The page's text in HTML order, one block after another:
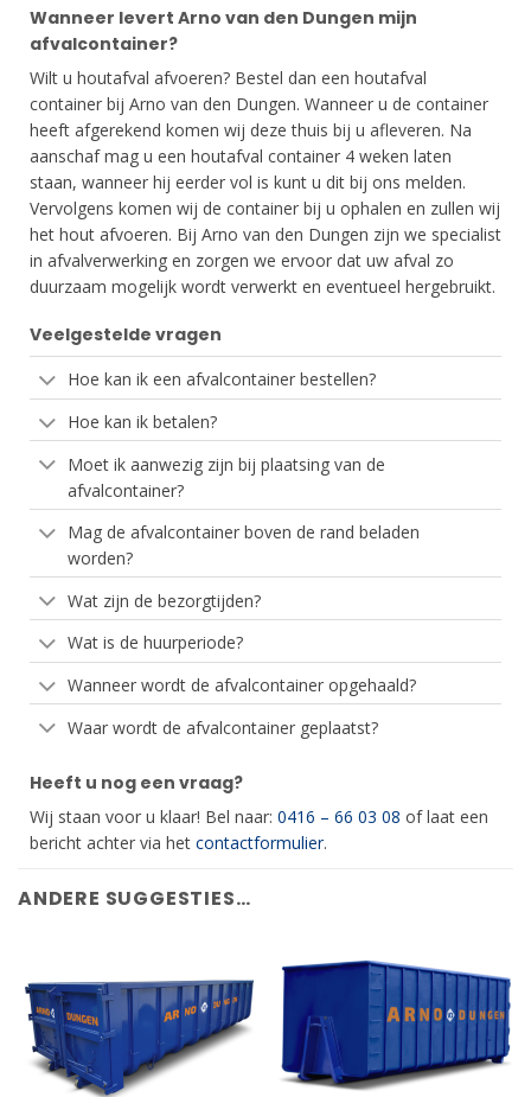
Wanneer levert Arno van den Dungen mijn
afvalcontainer?
Wilt u houtafval afvoeren? Bestel dan een houtafval
container bij Arno van den Dungen. Wanneer u de container
heeft afgerekend komen wij deze thuis bij u afleveren. Na
aanschaf mag u een houtafval container 4 weken laten
staan, wanneer hij eerder vol is kunt u dit bij ons melden.
Vervolgens komen wij de container bij u ophalen en zullen wij
het hout afvoeren. Bij Arno van den Dungen zijn we specialist
in afvalverwerking en zorgen we ervoor dat uw afval zo
duurzaam mogelijk wordt verwerkt en eventueel hergebruikt.
Veelgestelde vragen
Hoe kan ik een afvalcontainer bestellen?
Hoe kan ik betalen?
Moet ik aanwezig zijn bij plaatsing van de
afvalcontainer?
Mag de afvalcontainer boven de rand beladen
worden?
Wat zijn de bezorgtijden?
Wat is de huurperiode?
Wanneer wordt de afvalcontainer opgehaald?
Waar wordt de afvalcontainer geplaatst?
Heeft u nog een vraag?
Wij staan voor u klaar! Bel naar: 0416 – 66 03 08 of laat een
bericht achter via het contactformulier.
ANDERE SUGGESTIES…